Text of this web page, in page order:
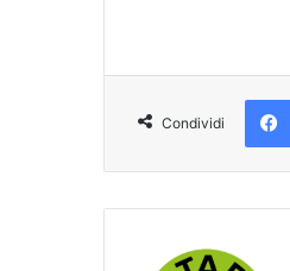
Condividi